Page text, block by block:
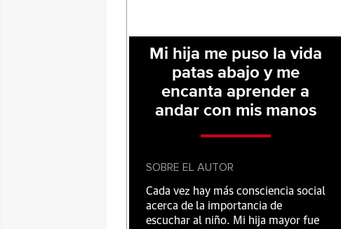
Mi hija me puso la vida
patas abajo y me
encanta aprender a
andar con mis manos
SOBRE EL AUTOR
Cada vez hay más consciencia social
acerca de la importancia de
escuchar al niño. Mi hija mayor fue